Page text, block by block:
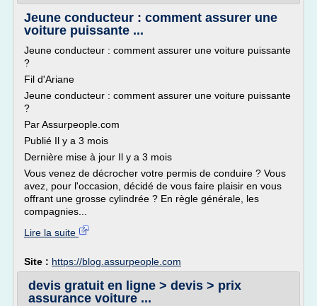
Jeune conducteur : comment assurer une
voiture puissante ...
Jeune conducteur : comment assurer une voiture puissante
?
Fil d'Ariane
Jeune conducteur : comment assurer une voiture puissante
?
Par Assurpeople.com
Publié Il y a 3 mois
Dernière mise à jour Il y a 3 mois
Vous venez de décrocher votre permis de conduire ? Vous
avez, pour l'occasion, décidé de vous faire plaisir en vous
offrant une grosse cylindrée ? En règle générale, les
compagnies...
Lire la suite
Site : https://blog.assurpeople.com
devis gratuit en ligne > devis > prix
assurance voiture ...